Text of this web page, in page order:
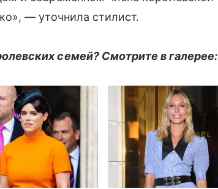
— уточнила стилист.
семей? Смотрите в галерее: